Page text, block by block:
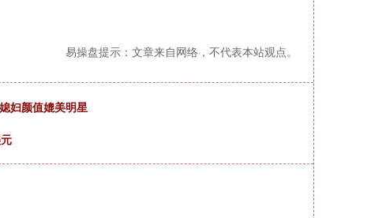
易操盘提示：文章来自网络，不代表本站观点。
妇颜值媲美明星